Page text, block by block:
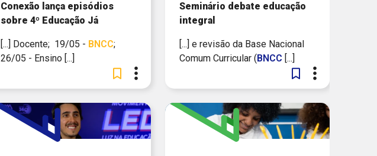
Conexão lança episódios
sobre 4º Educação Já
[...] Docente; 19/05 - BNCC;
26/05 - Ensino [...]
Seminário debate educação
integral
[...] e revisão da Base Nacional
Comum Curricular (BNCC [...]